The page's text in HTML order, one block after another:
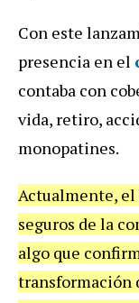
Con este
presencia en el
contaba con
vida, retiro,
monopatines.
Actualmente, el
seguros de la
algo que
transformación